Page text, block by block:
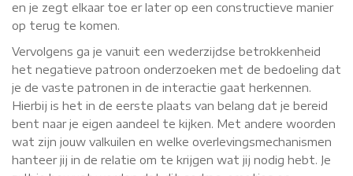
en je zegt elkaar toe er later op een constructieve manier
op terug te komen.
Vervolgens ga je vanuit een wederzijdse betrokkenheid
het negatieve patroon onderzoeken met de bedoeling dat
je de vaste patronen in de interactie gaat herkennen.
Hierbij is het in de eerste plaats van belang dat je bereid
bent naar je eigen aandeel te kijken. Met andere woorden
wat zijn jouw valkuilen en welke overlevingsmechanismen
hanteer jij in de relatie om te krijgen wat jij nodig hebt. Je